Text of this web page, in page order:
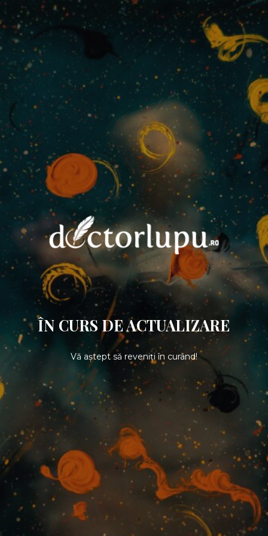
ÎN CURS DE ACTUALIZARE
Vă aștept să reveniți în curând!